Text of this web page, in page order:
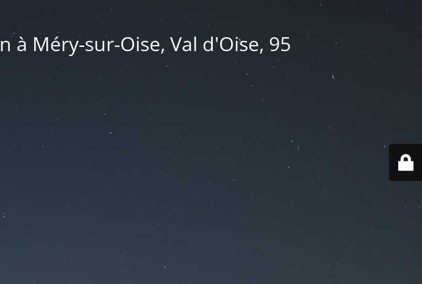
à Méry-sur-Oise, Val d'Oise, 95